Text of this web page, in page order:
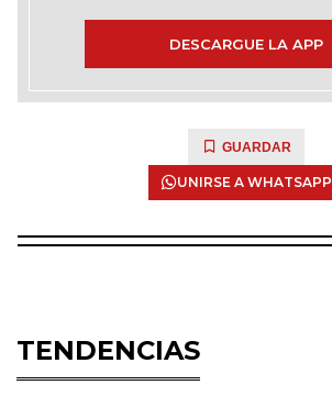
DESCARGUE LA APP
GUARDAR
UNIRSE A WHATSAPP
TENDENCIAS